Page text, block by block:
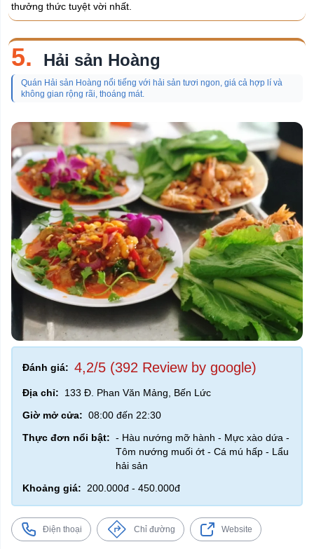
thưởng thức tuyệt vời nhất.
5. Hải sản Hoàng
Quán Hải sản Hoàng nổi tiếng với hải sản tươi ngon, giá cả hợp lí và
không gian rộng rãi, thoáng mát.
Đánh giá: 4,2/5 (392 Review by google)
Địa chỉ:
133 Đ. Phan Văn Mảng, Bến Lức
Giờ mở cửa: 08:00 đến 22:30
Thực đơn nổi bật: - Hàu nướng mỡ hành - Mực xào dứa -
Tôm nướng muối ớt - Cá mú hấp - Lẩu
hải sản
Khoảng giá:
200.000đ - 450.000đ
Điện thoại Chỉ đường Website